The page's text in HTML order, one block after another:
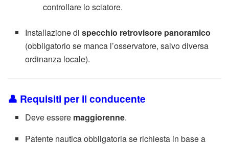
controllare lo sciatore.
Installazione dispecchio retrovisore panoramico
(obbligatorio se manca l’osservatore, salvo diversa
ordinanza locale).
👤 Requisiti per il conducente
Deve essere maggiorenne.
Patente nautica obbligatoria se richiesta in base a